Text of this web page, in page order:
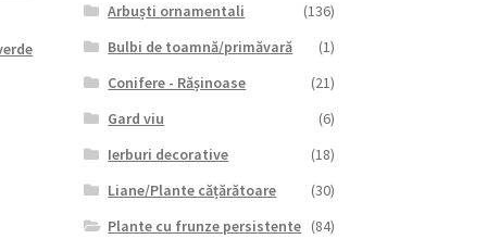
Arbuști ornamentali
(136)
Bulbi de toamnă/primăvară
(1)
Conifere - Rășinoase
(21)
Gard viu
(6)
Ierburi decorative
(18)
Liane/Plante cățărătoare
(30)
Plante cu frunze persistente (84)